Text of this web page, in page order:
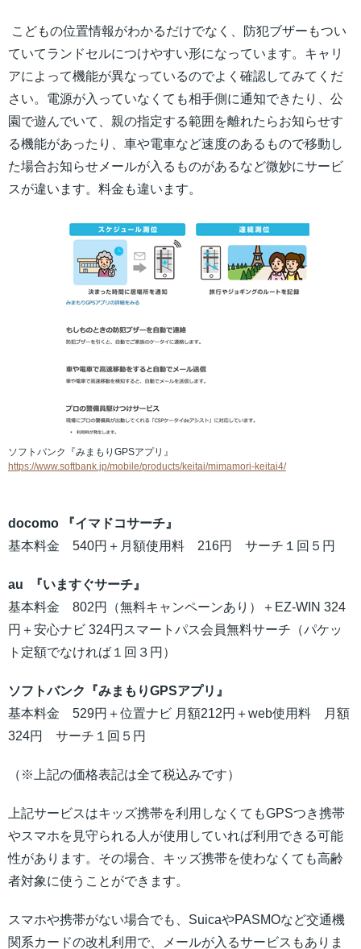
こどもの位置情報がわかるだけでなく、防犯ブザーもつい
ていてランドセルにつけやすい形になっています。キャリ
アによって機能が異なっているのでよく確認してみてくだ
さい。電源が入っていなくても相手側に通知できたり、公
園で遊んでいて、親の指定する範囲を離れたらお知らせす
る機能があったり、車や電車など速度のあるもので移動し
た場合お知らせメールが入るものがあるなど微妙にサービ
スが違います。料金も違います。
ソフトバンク『みまもりGPSアプリ』
https://www.softbank.jp/mobile/products/keitai/mimamori-keitai4/
docomo 『イマドコサーチ』
基本料金 540円＋月額使用料 216円 サーチ１回５円
au 『いますぐサーチ』
基本料金 802円（無料キャンペーンあり）＋EZ-WIN 324
円＋安心ナビ 324円スマートパス会員無料サーチ（パケッ
ト定額でなければ１回３円）
ソフトバンク『みまもりGPSアプリ』
基本料金 529円＋位置ナビ 月額212円＋web使用料 月額
324円 サーチ１回５円
（※上記の価格表記は全て税込みです）
上記サービスはキッズ携帯を利用しなくてもGPSつき携帯
やスマホを見守られる人が使用していれば利用できる可能
性があります。その場合、キッズ携帯を使わなくても高齢
者対象に使うことができます。
スマホや携帯がない場合でも、SuicaやPASMOなど交通機
関系カードの改札利用で、メールが入るサービスもありま